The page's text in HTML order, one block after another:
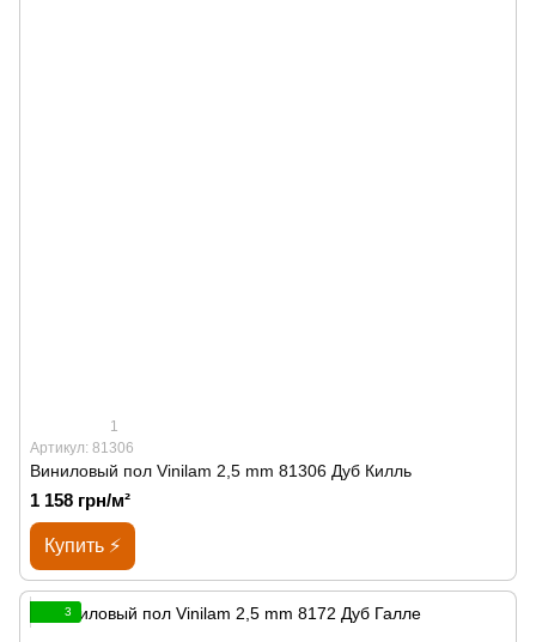
1
Артикул: 81306
Виниловый пол Vinilam 2,5 mm 81306 Дуб Килль
1 158 грн/м²
Купить ⚡
3